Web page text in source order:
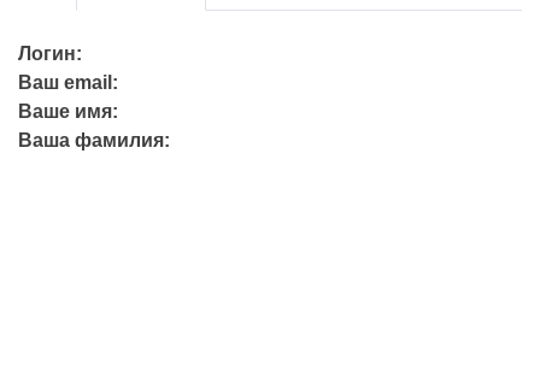
Логин:
Ваш email:
Ваше имя:
Ваша фамилия: